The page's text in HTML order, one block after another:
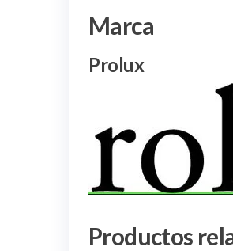
Marca
Prolux
Productos